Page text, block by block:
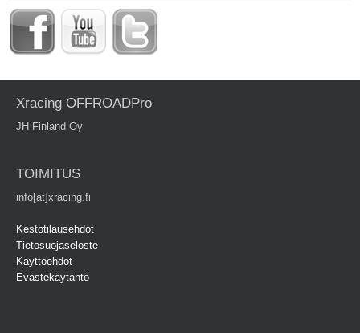
Xracing OFFROADPro
JH Finland Oy
TOIMITUS
info[at]xracing.fi
Kestotilausehdot
Tietosuojaseloste
Käyttöehdot
Evästekäytäntö